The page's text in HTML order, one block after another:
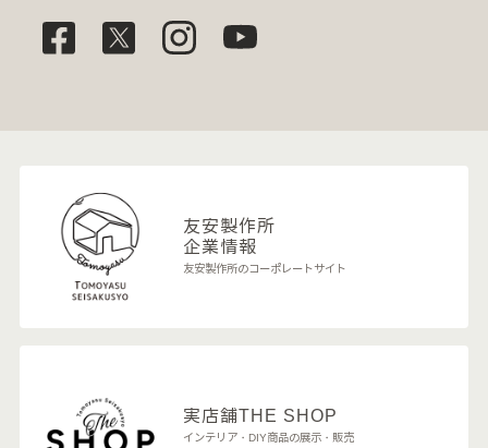
友安製作所
企業情報
友安製作所のコーポレートサイト
実店舗THE SHOP
インテリア・DIY商品の展示・販売